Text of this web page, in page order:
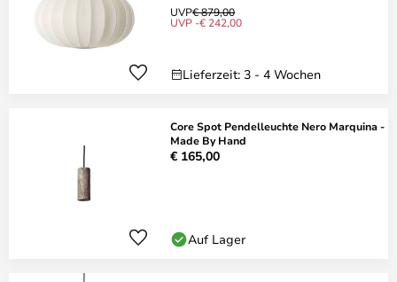
UVP€ 879,00
UVP -€ 242,00
Lieferzeit: 3 - 4 Wochen
Core Spot Pendelleuchte Nero Marquina -
Made By Hand
€ 165,00
Auf Lager